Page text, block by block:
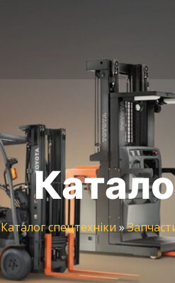
Каталог спецтехніки »